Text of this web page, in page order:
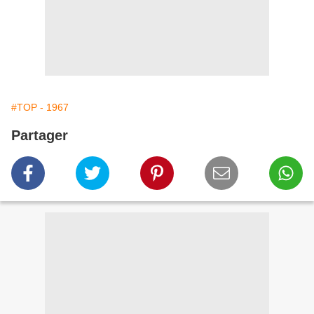
#TOP - 1967
Partager